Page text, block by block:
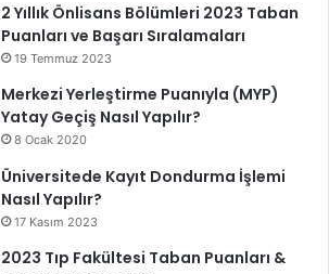
2 Yıllık Önlisans Bölümleri 2023 Taban
Puanları ve Başarı Sıralamaları
19 Temmuz 2023
Merkezi Yerleştirme Puanıyla (MYP)
Yatay Geçiş Nasıl Yapılır?
8 Ocak 2020
Üniversitede Kayıt Dondurma İşlemi
Nasıl Yapılır?
17 Kasım 2023
2023 Tıp Fakültesi Taban Puanları &